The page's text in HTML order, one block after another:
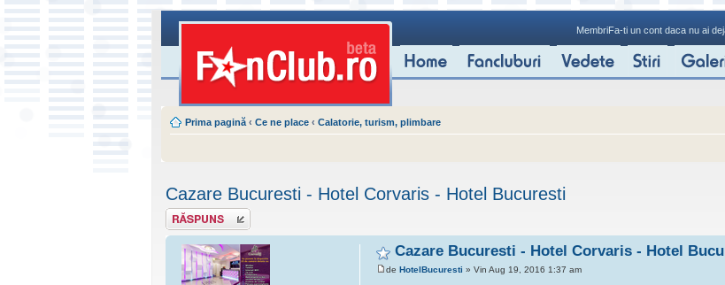
MembriFa-ti un cont daca nu ai
Prima pagină ‹ Ce ne place ‹ Calatorie, turism, plimbare
Cazare Bucuresti - Hotel Corvaris - Hotel Bucuresti
Scrie un răspuns
Cazare Bucuresti - Hotel Corvaris - Hotel
de HotelBucuresti » Vin Aug 19, 2016 1:37 am